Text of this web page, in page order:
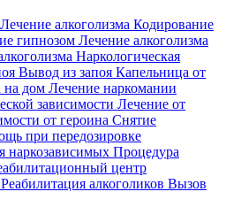
Лечение алкоголизма Кодирование
гипнозом Лечение алкоголизма
Наркологическая
Вывод из запоя Капельница от
на дом Лечение наркомании
зависимости Лечение от
от героина Снятие
при передозировке
наркозависимых Процедура
центр
Реабилитация алкоголиков Вызов